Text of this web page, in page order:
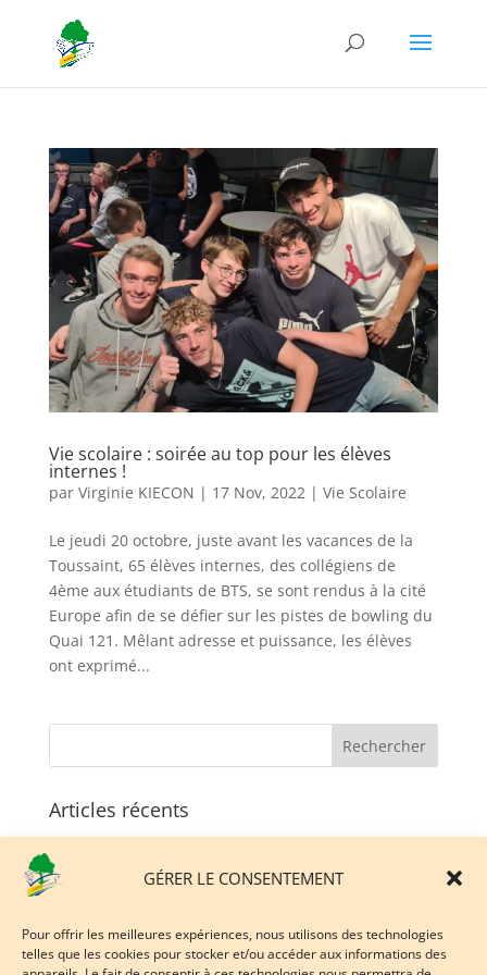
GÉRER LE CONSENTEMENT
Pour offrir les meilleures expériences, nous utilisons des technologies
telles que les cookies pour stocker et/ou accéder aux informations des
Vie scolaire : soirée au top pour les élèves
internes !
par Virginie KIECON | 17 Nov, 2022| Vie Scolaire
Le jeudi 20 octobre, juste avant les vacances de la
Toussaint, 65 élèves internes, des collégiens de
4ème aux étudiants de BTS, se sont rendus à la cité
Europe afin de se défier sur les pistes de bowling du
Quai 121. Mêlant adresse et puissance, les élèves
ont exprimé...
Articles récents
Un projet innovant soutenu par l’Europe et la Région
Hauts-de-France…
Lycée de Coulogne lors de notre 3ème Matinée
d’Orientation !